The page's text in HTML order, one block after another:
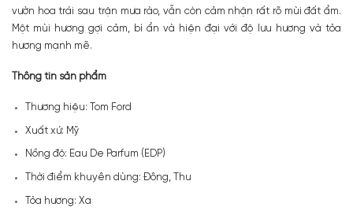
vườn hoa trái sau trận mưa rào, vẫn còn cảm nhận rất rõ mùi đất ẩm.
Một mùi hương gợi cảm, bí ẩn và hiện đại với độ lưu hương và tỏa
hương mạnh mẽ.
Thông tin sản phẩm
Thương hiệu: Tom Ford
Xuất xứ: Mỹ
Nồng độ: Eau De Parfum (EDP)
Thời điểm khuyên dùng: Đông, Thu
Tỏa hương: Xa